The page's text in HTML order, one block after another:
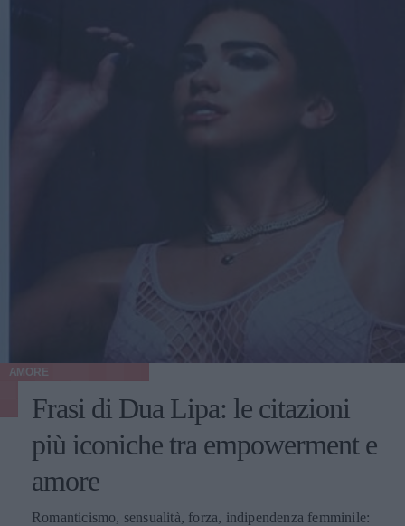
AMORE
Frasi di Dua Lipa: le citazioni
più iconiche tra empowerment e
amore
Romanticismo, sensualità, forza, indipendenza femminile: